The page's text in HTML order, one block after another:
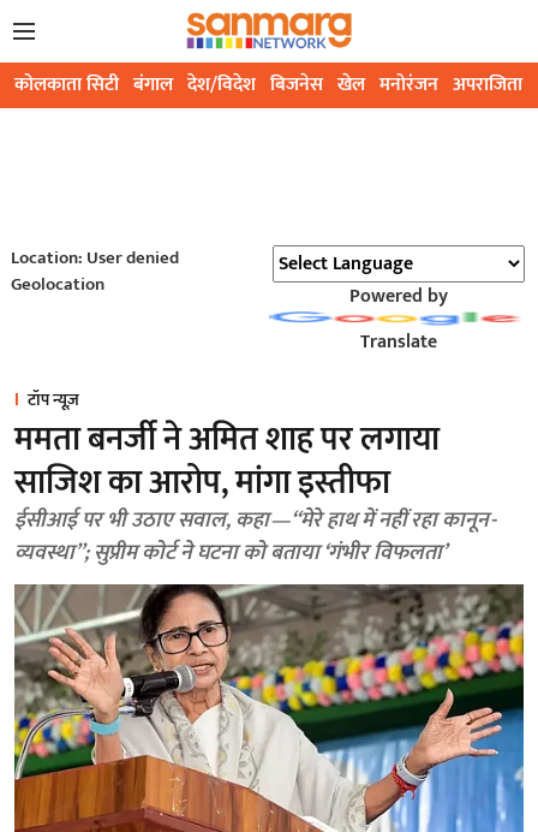
कोलकाता सिटी बंगाल देश/विदेश बिजनेस खेल मनोरंजन अपराजिता
Location: User denied
Geolocation
Powered by
Translate
टॉप न्यूज़
ममता बनर्जी ने अमित शाह पर लगाया
साजिश का आरोप, मांगा इस्तीफा
ईसीआई पर भी उठाए सवाल, कहा—“मेरे हाथ में नहीं रहा कानून-
व्यवस्था”; सुप्रीम कोर्ट ने घटना को बताया ‘गंभीर विफलता’